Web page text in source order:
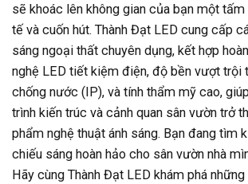
sẽ khoác lên không gian của bạn một
tế và cuốn hút. Thành Đạt LED cung cấp
sáng ngoại thất chuyên dụng, kết hợp
nghệ LED tiết kiệm điện, độ bền vượt trội
chống nước (IP), và tính thẩm mỹ cao,
trình kiến trúc và cảnh quan sân vườn trở
phẩm nghệ thuật ánh sáng. Bạn đang tìm
chiếu sáng hoàn hảo cho sân vườn nhà
Hãy cùng Thành Đạt LED khám phá